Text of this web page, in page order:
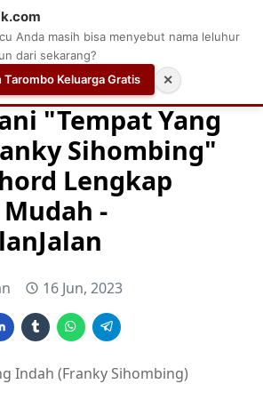
Chord Gitar Lagu Rohani Chord Gitar
"Tempat Yang
Sihombing"
Lengkap
-
16 Jun, 2023
Indah (Franky Sihombing)
Anda masih bisa menyebut nama leluhur
dari sekarang?
Tarombo Keluarga Gratis
✕